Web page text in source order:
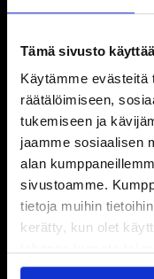
Tämä sivusto
Käytämme evästeitä
räätälöimiseen,
tukemiseen ja
jaamme sosiaalisen
alan
sivustoamme.
tietoja muihin
kerätty, kun olet
käytöstäEvästeet-